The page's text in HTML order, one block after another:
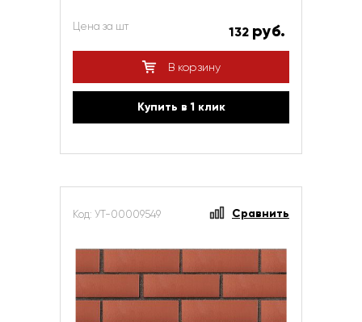
Цена за шт 132 руб.
В корзину
Купить в 1 клик
Код: УТ-00009549 Сравнить